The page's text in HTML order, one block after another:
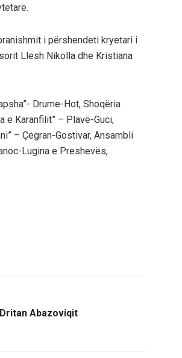
i përshendeti kryetari i
Llesh Nikolla dhe Kristiana
Drume-Hot, Shoqëria
e Karanfilit” – Plavë-Guci,
– Çegran-Gostivar, Ansambli
Lugina e Preshevës,
Abazoviqit